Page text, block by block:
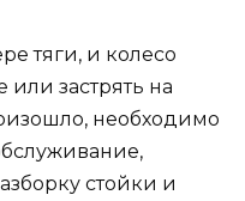
тяги, и колесо
или застрять на
необходимо
стойки и